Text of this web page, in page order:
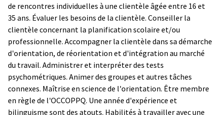
de rencontres individuelles à une clientèle âgée entre 16 et
35 ans. Évaluer les besoins de la clientèle. Conseiller la
clientèle concernant la planification scolaire et/ou
professionnelle. Accompagner la clientèle dans sa démarche
d'orientation, de réorientation et d'intégration au marché
du travail. Administrer et interpréter des tests
psychométriques. Animer des groupes et autres tâches
connexes. Maîtrise en science de l'orientation. Être membre
en règle de l'OCCOPPQ. Une année d'expérience et
bilinguisme sont des atouts. Habilités à travailler avec une